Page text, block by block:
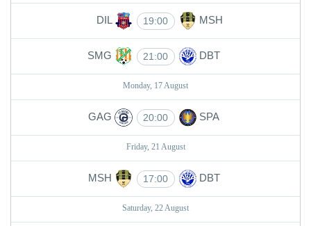
DIL 19:00 MSH
SMG 21:00 DBT
Monday, 17 August
GAG 20:00 SPA
Friday, 21 August
MSH 17:00 DBT
Saturday, 22 August